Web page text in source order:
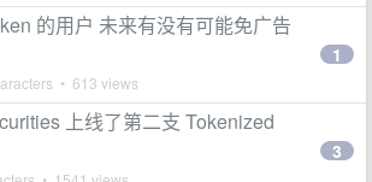
的用户 未来有没有可能免广告
• 613 views
1
上线了第二支 Tokenized
3